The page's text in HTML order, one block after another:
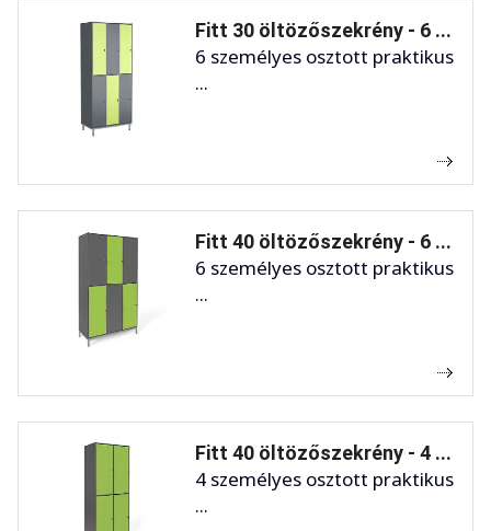
Fitt 30 öltözőszekrény - 6 ...
6 személyes osztott praktikus
...
Fitt 40 öltözőszekrény - 6 ...
6 személyes osztott praktikus
...
Fitt 40 öltözőszekrény - 4 ...
4 személyes osztott praktikus
...